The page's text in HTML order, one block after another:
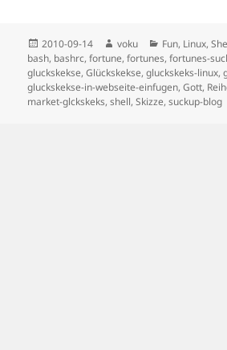
Posted
on
2010-09-14 Author
voku Categories
Fun, Linux,
bash, bashrc,fortune,fortunes,fortunes-
gluckskekse,Glückskekse,gluckskeks-linux,
gluckskekse-in-webseite-einfugen,Gott,
market-glckskeks,shell,Skizze,suckup-blog